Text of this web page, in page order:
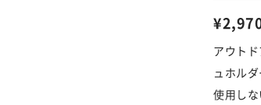
アウト
ュホルダ
使用し